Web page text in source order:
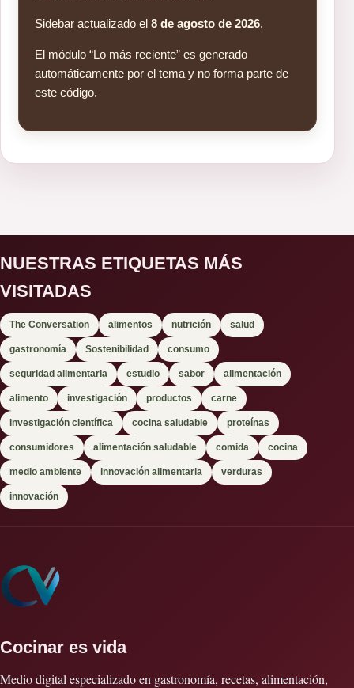
Sidebar actualizado el 8 de agosto de 2026.
El módulo “Lo más reciente” es generado
automáticamente por el tema y no forma parte de
este código.
NUESTRAS ETIQUETAS MÁS
VISITADAS
The Conversation alimentos nutrición salud
gastronomía Sostenibilidad consumo
seguridad alimentaria estudio sabor alimentación
alimento investigación productos carne
investigación científica cocina saludable proteínas
consumidores alimentación saludable comida cocina
medio ambiente innovación alimentaria verduras
innovación
Cocinar es vida
Medio digital especializado en gastronomía, recetas, alimentación,